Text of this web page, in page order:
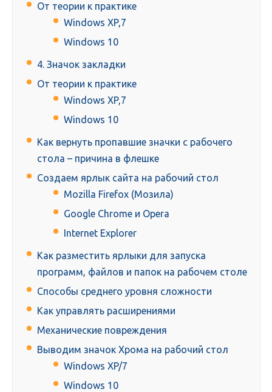
От теории к практике
Windows XP,7
Windows 10
4. Значок закладки
От теории к практике
Windows XP,7
Windows 10
Как вернуть пропавшие значки с рабочего
стола – причина в флешке
Создаем ярлык сайта на рабочий стол
Mozilla Firefox (Мозила)
Google Chrome и Opera
Internet Explorer
Как разместить ярлыки для запуска
программ, файлов и папок на рабочем столе
Способы среднего уровня сложности
Как управлять расширениями
Механические повреждения
Выводим значок Хрома на рабочий стол
Windows XP/7
Windows 10